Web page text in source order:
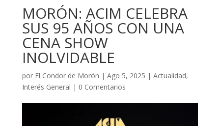
MORÓN: ACIM CELEBRA
SUS 95 AÑOS CON UNA
CENA SHOW
INOLVIDABLE
por El Condor de Morón | Ago 5, 2025 | Actualidad,
Interés General | 0 Comentarios